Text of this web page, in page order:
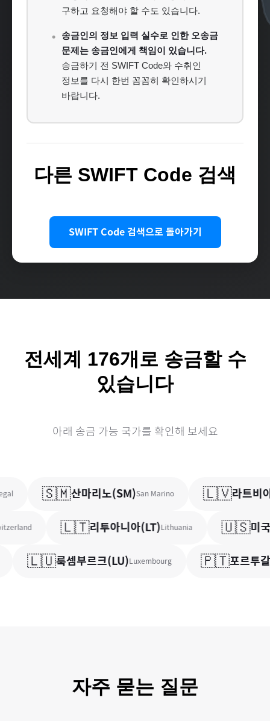
구하고 요청해야 할 수도 있습니다.
송금인의 정보 입력 실수로 인한 오송금
문제는 송금인에게 책임이 있습니다.
송금하기 전 SWIFT Code와 수취인
정보를 다시 한번 꼼꼼히 확인하시기
바랍니다.
다른 SWIFT Code 검색
SWIFT Code 검색으로 돌아가기
전세계 176개로 송금할 수
있습니다
아래 송금 가능 국가를 확인해 보세요
🇸🇲산마리노(SM)San Marino 🇱🇻라트비아
🇱🇹리투아니아(LT)Lithuania 🇺🇸미국(
🇱🇺룩셈부르크(LU)Luxembourg 🇵🇹포르투갈(
자주 묻는 질문